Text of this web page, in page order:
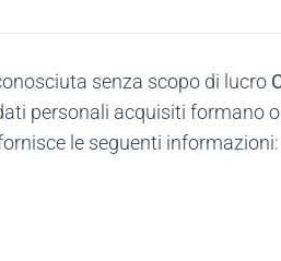
senza scopo di lucro
personali acquisiti formano
le seguenti informazioni: